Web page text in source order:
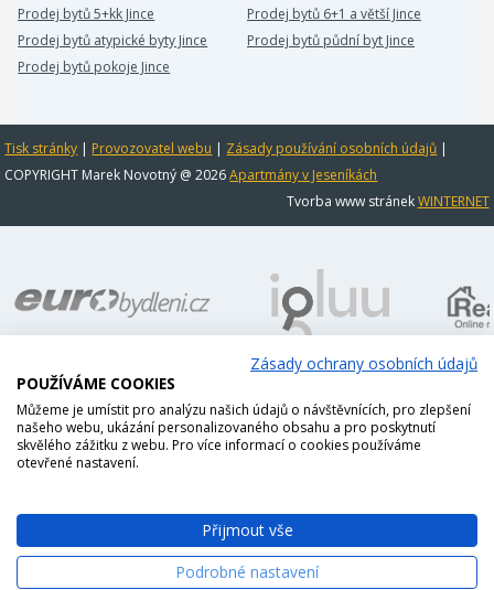
Prodej bytů 5+kk Jince
Prodej bytů 6+1 a větší Jince
Prodej bytů atypické byty Jince
Prodej bytů půdní byt Jince
Prodej bytů pokoje Jince
Tisk stránky | Provozovatel webu | Zásady používání osobních údajů |
COPYRIGHT Marek Novotný @ 2026Apartmány v Jeseníkách
Tvorba www stránekWINTERNET
Zásady ochrany osobních údajů
POUŽÍVÁME COOKIES
Můžeme je umístit pro analýzu našich údajů o návštěvnících, pro zlepšení
našeho webu, ukázání personalizovaného obsahu a pro poskytnutí
skvělého zážitku z webu. Pro více informací o cookies používáme
otevřené nastavení.
Přijmout vše
Podrobné nastavení